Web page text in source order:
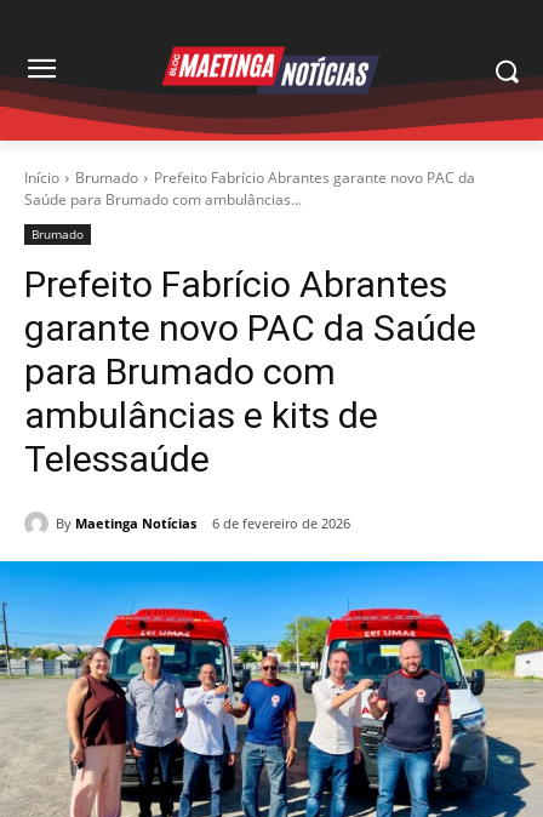
Início Brumado
Prefeito Fabrício Abrantes garante novo PAC da
Saúde para Brumado com ambulâncias...
Brumado
Prefeito Fabrício Abrantes
garante novo PAC da Saúde
para Brumado com
ambulâncias e kits de
Telessaúde
By Maetinga Notícias 6 de fevereiro de 2026